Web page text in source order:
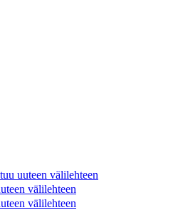
uuteen välilehteen
välilehteen
välilehteen